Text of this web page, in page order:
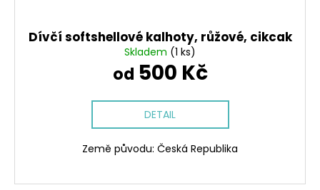
Dívčí softshellové kalhoty, růžové, cikcak
Skladem (1 ks)
od 500 Kč
DETAIL
Země původu: Česká Republika